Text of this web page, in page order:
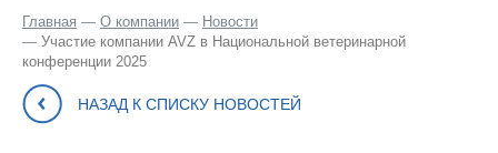
Главная О компании
Новости
Участие компании AVZ в Национальной ветеринарной
конференции 2025
НАЗАД К СПИСКУ НОВОСТЕЙ